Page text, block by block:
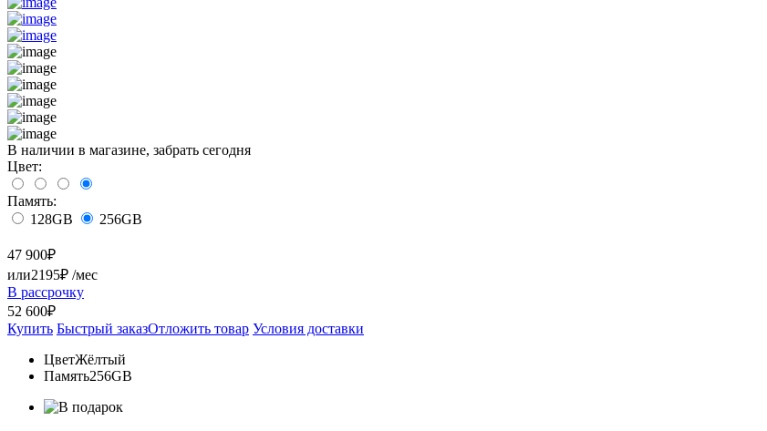
В наличии в магазине, забрать сегодня
Цвет:
Память:
128GB
256GB
47 900₽
или2195₽ /мес
В рассрочку
52 600₽
Купить Быстрый заказОтложить товар Условия доставки
ЦветЖёлтый
Память256GB